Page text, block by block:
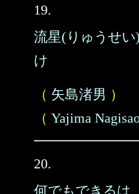
19.
流星(りゅうせ
け
（ 矢島渚男 ）
（ Yajima
20.
何でもできるは、